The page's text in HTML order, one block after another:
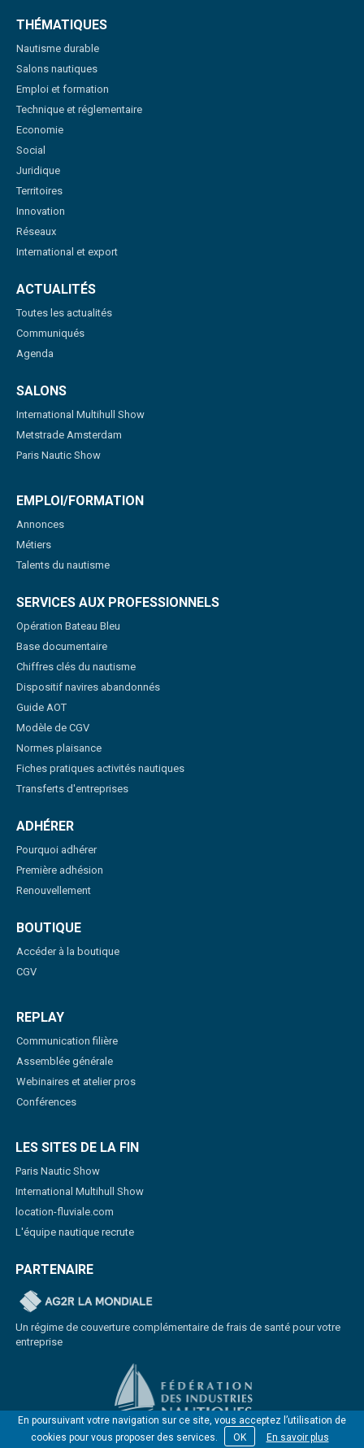
En poursuivant votre navigation sur ce site, vous acceptez l’utilisation de
cookies pour vous proposer des services.
OK En savoir plus
THÉMATIQUES
Nautisme durable
Salons nautiques
Emploi et formation
Technique et réglementaire
Economie
Social
Juridique
Territoires
Innovation
Réseaux
International et export
ACTUALITÉS
Toutes les actualités
Communiqués
Agenda
SALONS
International Multihull Show
Metstrade Amsterdam
Paris Nautic Show
EMPLOI/FORMATION
Annonces
Métiers
Talents du nautisme
SERVICES AUX PROFESSIONNELS
Opération Bateau Bleu
Base documentaire
Chiffres clés du nautisme
Dispositif navires abandonnés
Guide AOT
Modèle de CGV
Normes plaisance
Fiches pratiques activités nautiques
Transferts d'entreprises
ADHÉRER
Pourquoi adhérer
Première adhésion
Renouvellement
BOUTIQUE
Accéder à la boutique
CGV
REPLAY
Communication filière
Assemblée générale
Webinaires et atelier pros
Conférences
LES SITES DE LA FIN
Paris Nautic Show
International Multihull Show
location-fluviale.com
L'équipe nautique recrute
PARTENAIRE
Un régime de couverture complémentaire de frais de santé pour votre
entreprise